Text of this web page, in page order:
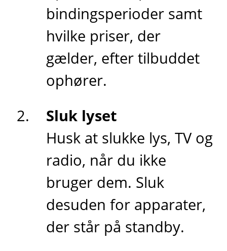
bindingsperioder samt
hvilke priser, der
gælder, efter tilbuddet
ophører.
Sluk lyset
Husk at slukke lys, TV og
radio, når du ikke
bruger dem. Sluk
desuden for apparater,
der står på standby.